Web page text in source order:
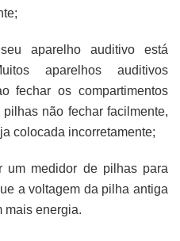
aparelho auditivo está
aparelhos auditivos
fechar os compartimentos
não fechar facilmente,
colocada incorretamente;
um medidor de pilhas para
a voltagem da pilha antiga
mais energia.